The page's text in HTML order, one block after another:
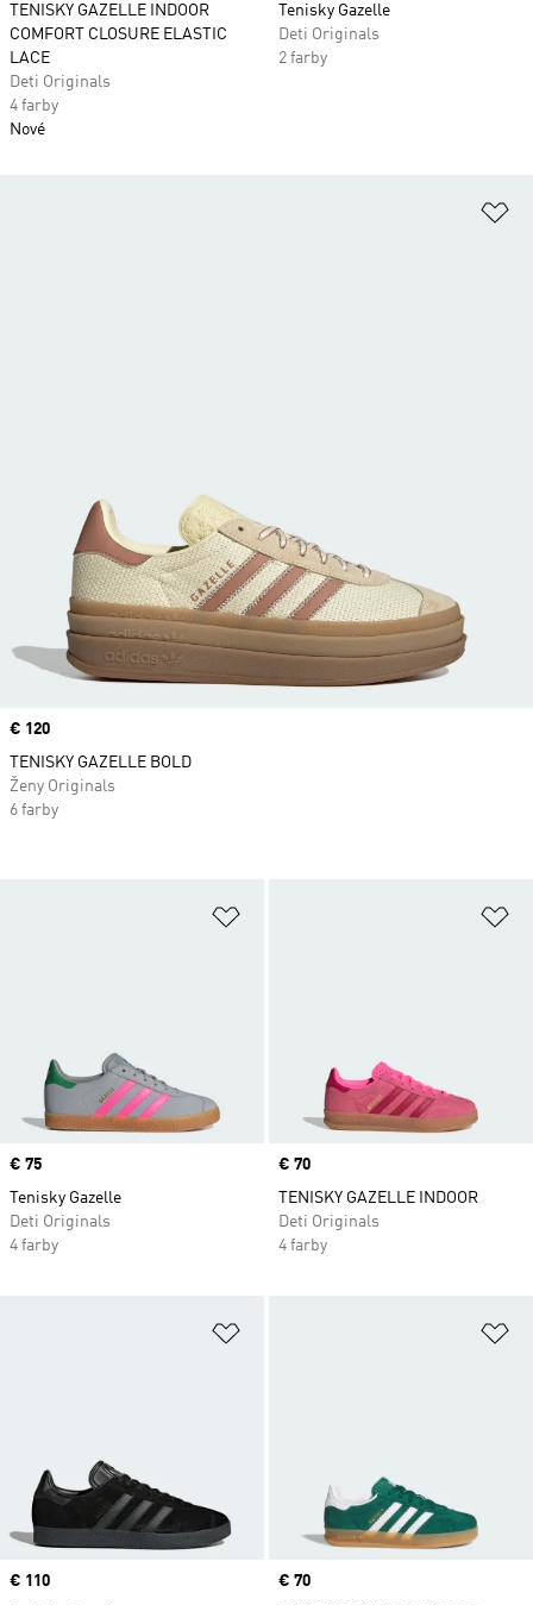
TENISKY GAZELLE INDOOR
COMFORT CLOSURE ELASTIC
LACE
Deti Originals
4 farby
Nové
Tenisky Gazelle
Deti Originals
2 farby
Pridať do zoznamu želaných
Price
€ 75
Tenisky Gazelle
Deti Originals
4 farby
Price
€ 70
TENISKY GAZELLE INDOOR
Deti Originals
4 farby
Pridať do zoznamu želaných
Price
€ 110
Price
€ 70
Price
€ 120
TENISKY GAZELLE BOLD
Ženy Originals
6 farby